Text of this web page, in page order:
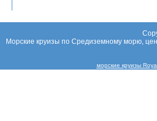
Морские круизы по Средиземному морю,
морские круизы